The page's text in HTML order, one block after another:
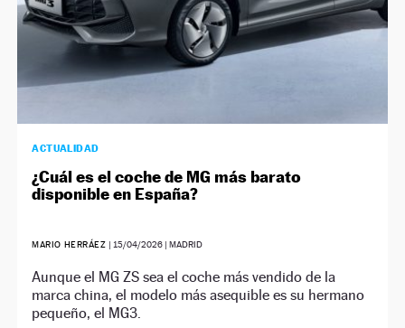
ACTUALIDAD
¿Cuál es el coche de MG más barato
disponible en España?
MARIO HERRÁEZ | 15/04/2026| MADRID
Aunque el MG ZS sea el coche más vendido de la
marca china, el modelo más asequible es su hermano
pequeño, el MG3.